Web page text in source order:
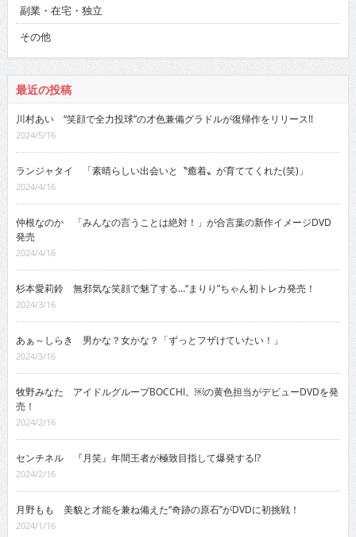
副業・在宅・独立
その他
最近の投稿
川村あい “笑顔で全力投球”の才色兼備グラドルが復帰作をリリース!!
2024/5/16
ランジャタイ 「素晴らしい出会いと〝癒着〟が育ててくれた(笑)」
2024/4/16
仲根なのか 「みんなの言うことは絶対！」が合言葉の新作イメージDVD
発売
2024/4/16
杉本愛莉鈴 無邪気な笑顔で魅了する…“まりり”ちゃん初トレカ発売！
2024/3/16
あぁ～しらき 男かな？女かな？「ずっとフザけていたい！」
2024/3/16
牧野みなた アイドルグループBOCCHI。￼の黄色担当がデビューDVDを発
売！
2024/2/16
センチネル 『月笑』年間王者が極致目指して爆発する!?
2024/2/16
月野もも 美貌と才能を兼ね備えた“奇跡の原石”がDVDに初挑戦！
2024/1/16